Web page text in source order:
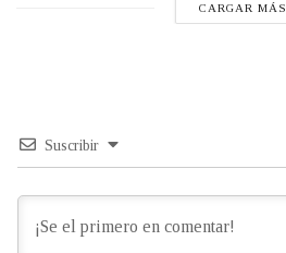
CARGAR MÁS
Suscribir